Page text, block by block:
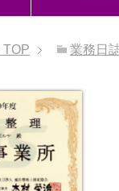
TOP 業務日